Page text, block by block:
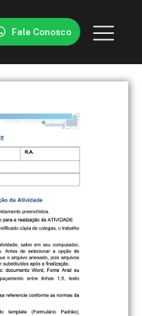
Fale Conosco